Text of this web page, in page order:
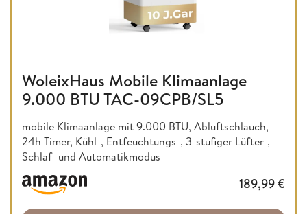
WoleixHaus Mobile Klimaanlage
9.000 BTU TAC-09CPB/SL5
mobile Klimaanlage mit 9.000 BTU, Abluftschlauch,
24h Timer, Kühl-, Entfeuchtungs-, 3-stufiger Lüfter-,
Schlaf- und Automatikmodus
189,99€